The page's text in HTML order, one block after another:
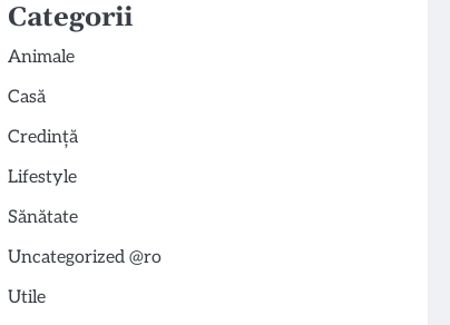
Categorii
Animale
Casă
Credință
Lifestyle
Sănătate
Uncategorized @ro
Utile